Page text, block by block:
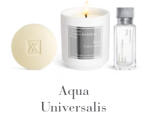
Aqua
Universalis